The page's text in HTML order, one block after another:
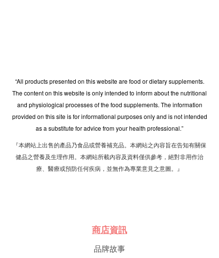
“All products presented on this website are food or dietary supplements.
The content on this website is only intended to inform about the nutritional
and physiological processes of the food supplements. The information
provided on this site is for informational purposes only and is not intended
as a substitute for advice from your health professional.”
『本網站上出售的產品乃食品或營養補充品。本網站之內容旨在告知有關保
健品之營養及生理作用。本網站所載內容及資料僅供參考，絕對非用作治
療、醫療或預防任何疾病，並無作為專業意見之意圖。』
商店資訊
品牌故事